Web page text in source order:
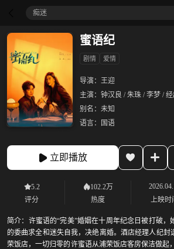
痴迷
蜜语纪
剧情 爱情
导演： 王迎
主演： 钟汉良 / 朱珠 / 李梦 /
别名： 未知
语言：
国语
立即播放
5.2
评分
102.2万
热度
上映时
简介： 许蜜语的“完美”婚姻在十周年纪念日被打破，
的委曲求全和迷失自我，决绝离婚。酒店经理人纪
荣饭店，一切归零的许蜜语从浦荣饭店客房保洁做起